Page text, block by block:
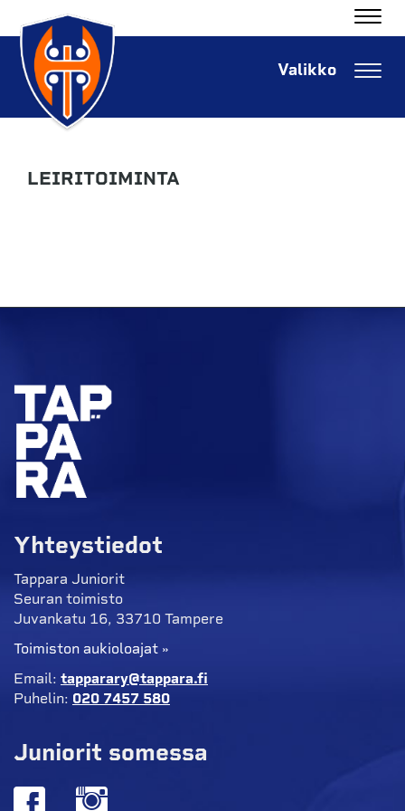
LEIRITOIMINTA
Yhteystiedot
Tappara Juniorit
Seuran toimisto
Juvankatu 16, 33710 Tampere
Toimiston aukioloajat »
Email: tapparary@tappara.fi
Puhelin: 020 7457 580
Juniorit somessa